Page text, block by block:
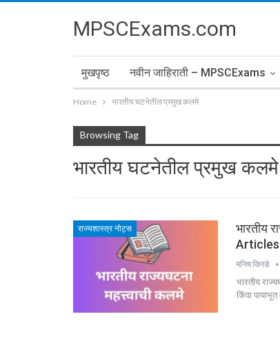
MPSCExams.com
मुखपृष्ठ नवीन जाहिराती – MPSCExams
Home भारतीय घटनेतील प्रमुख कलमे
Browsing Tag
भारतीय घटनेतील प्रमुख कलमे
राज्यशास्त्र नोट्स
भारतीय
मनिष किरडे
भारतीय
किंवा